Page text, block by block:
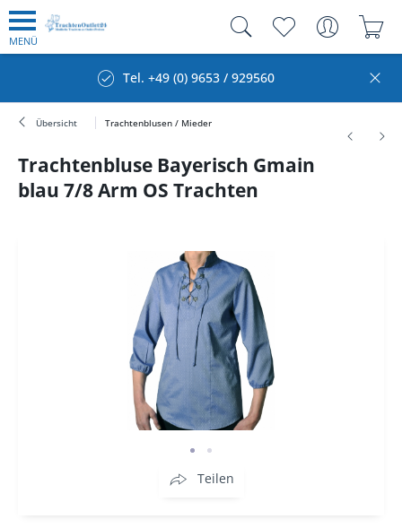
MENÜ
Tel. +49 (0) 9653 / 929560
Übersicht Trachtenblusen / Mieder
Trachtenbluse Bayerisch Gmain
blau 7/8 Arm OS Trachten
Teilen